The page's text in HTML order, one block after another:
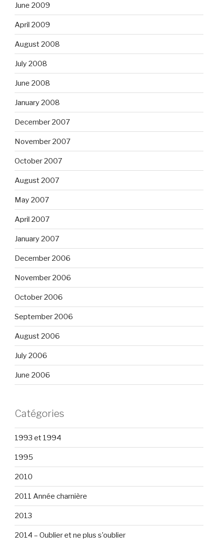
June 2009
April 2009
August 2008
July 2008
June 2008
January 2008
December 2007
November 2007
October 2007
August 2007
May 2007
April 2007
January 2007
December 2006
November 2006
October 2006
September 2006
August 2006
July 2006
June 2006
Catégories
1993 et 1994
1995
2010
2011 Année charnière
2013
2014 – Oublier et ne plus s'oublier